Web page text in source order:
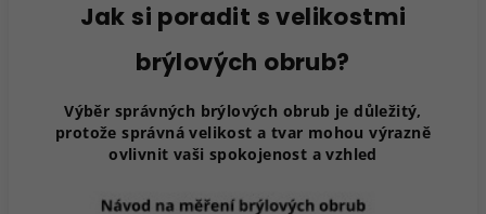
Jak si poradit s velikostmi
brýlových obrub?
Výběr správných brýlových obrub je důležitý,
protože správná velikost a tvar mohou výrazně
ovlivnit vaši spokojenost a vzhled